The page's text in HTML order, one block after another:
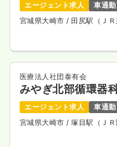
給与 24.8〜37.4万円/月
※一例
月給37万円以上可
気になる
エージェント求人
車通
宮城県大崎市/ 田尻駅（Ｊ
医療法人社団泰有会
みやぎ北部循環器
エージェント求人
車通
宮城県大崎市/ 塚目駅（Ｊ